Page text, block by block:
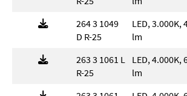
264 3 1049
D R-25
LED, 3.000K,
lm
263 3 1061 L
R-25
LED, 4.000K,
lm